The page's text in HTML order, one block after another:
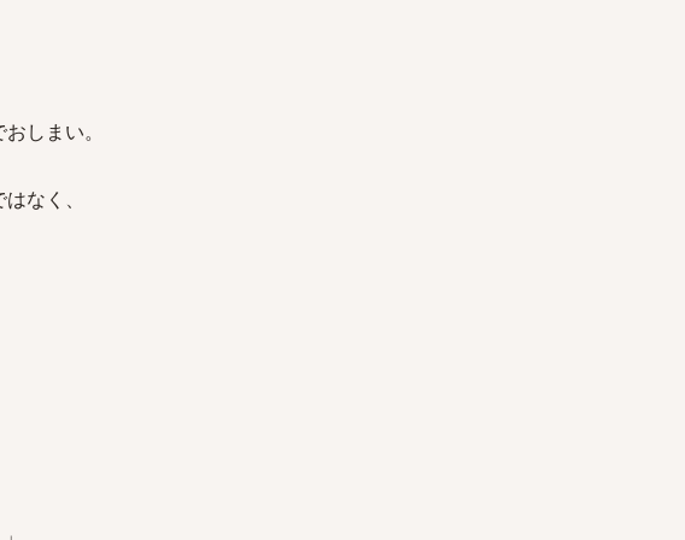
しまい。
なく、